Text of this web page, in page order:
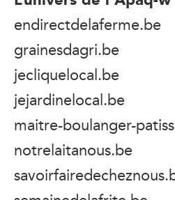
endirectdelaferme.be
grainesdagri.be
jecliquelocal.be
jejardinelocal.be
maitre-boulanger-
notrelaitanous.be